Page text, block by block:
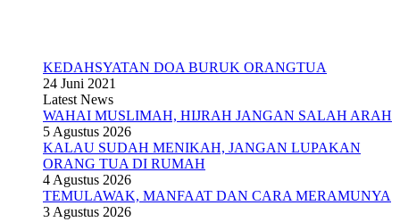
KEDAHSYATAN DOA BURUK ORANGTUA
24 Juni 2021
Latest News
WAHAI MUSLIMAH, HIJRAH JANGAN SALAH ARAH
5 Agustus 2026
KALAU SUDAH MENIKAH, JANGAN LUPAKAN
ORANG TUA DI RUMAH
4 Agustus 2026
TEMULAWAK, MANFAAT DAN CARA MERAMUNYA
3 Agustus 2026